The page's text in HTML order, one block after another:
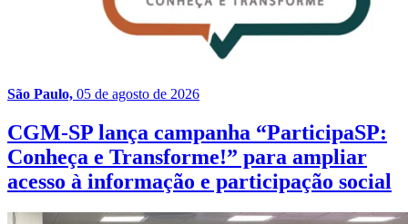
São Paulo, 05 de agosto de 2026
CGM-SP lança campanha “ParticipaSP:
Conheça e Transforme!” para ampliar
acesso à informação e participação social